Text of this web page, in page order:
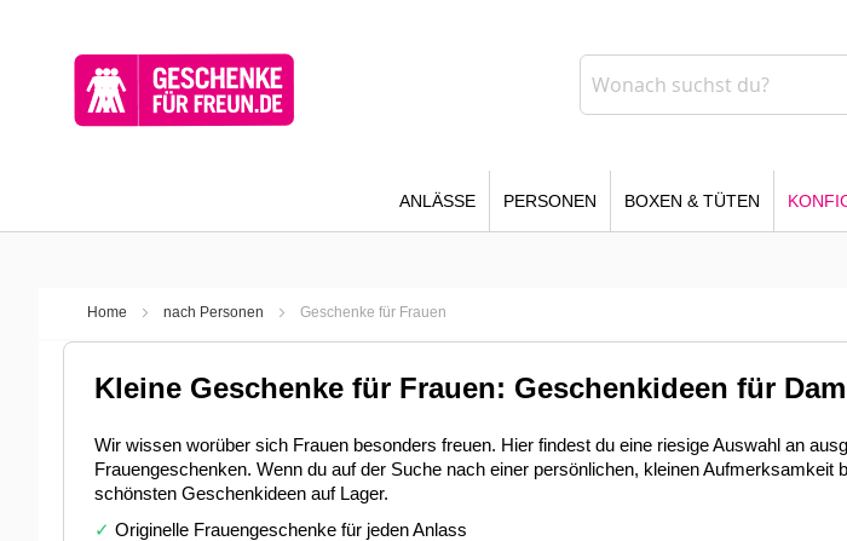
ANLÄSSE PERSONEN BOXEN & TÜTEN
Home nach Personen Geschenke für Frauen
Kleine Geschenke für Frauen: Geschenkideen für
Wir wissen worüber sich Frauen besonders freuen. Hier findest du eine riesige Auswahl an
Frauengeschenken. Wenn du auf der Suche nach einer persönlichen, kleinen Aufmerksamkeit
schönsten Geschenkideen auf Lager.
✓ Originelle Frauengeschenke für jeden Anlass